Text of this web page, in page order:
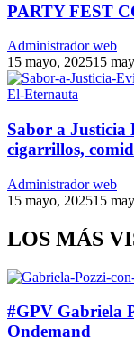
PARTY FEST
Administrador web
15 mayo, 202515
Sabor a Justicia
cigarrillos,
Administrador web
15 mayo, 202515
LOS MÁS
#GPV Gabriela
Ondemand